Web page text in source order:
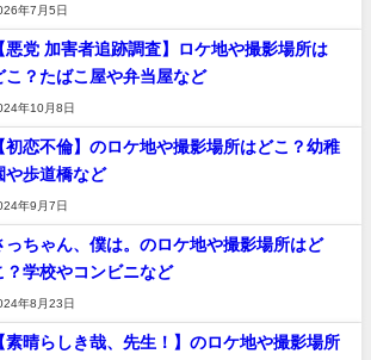
年7月5日
悪党 加害者追跡調査】ロケ地や撮影場所は
こ？たばこ屋や弁当屋など
年10月8日
初恋不倫】のロケ地や撮影場所はどこ？幼稚
や歩道橋など
年9月7日
っちゃん、僕は。のロケ地や撮影場所はど
？学校やコンビニなど
年8月23日
素晴らしき哉、先生！】のロケ地や撮影場所